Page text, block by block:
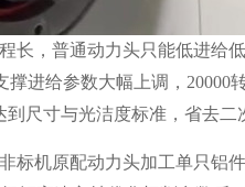
，普通动力头只能低进给
撑进给参数大幅上调，
尺寸与光洁度标准，省去二
机原配动力头加工单只铝